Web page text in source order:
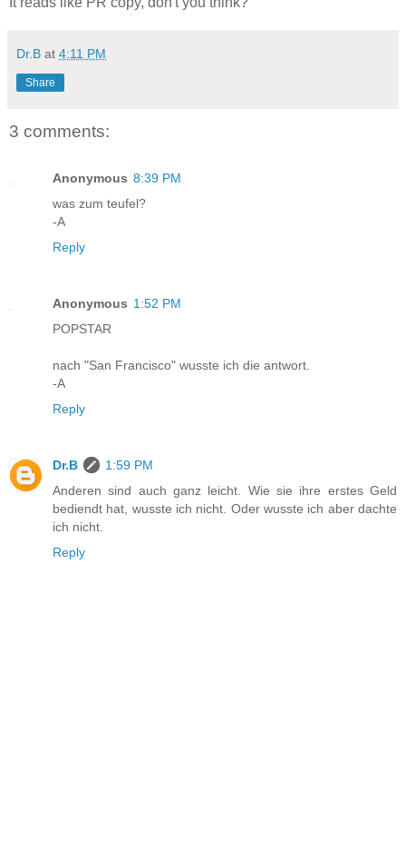
Dr.B at 4:11 PM
Share
3 comments:
Anonymous 8:39 PM
was zum teufel?
-A
Reply
Anonymous 1:52 PM
POPSTAR
nach "San Francisco" wusste ich die antwort.
-A
Reply
Dr.B
1:59 PM
Anderen sind auch ganz leicht. Wie sie ihre erstes Geld
bediendt hat, wusste ich nicht. Oder wusste ich aber dachte
ich nicht.
Reply